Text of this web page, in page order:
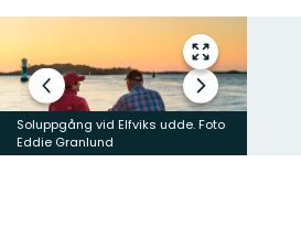
Gå
till
helskärmsläge
Föregående
bild
Nästa
bildspel
Soluppgång vid Elfviks udde. Foto
Eddie Granlund